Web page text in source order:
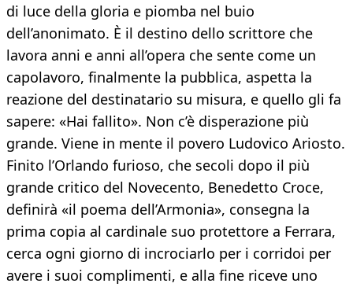
di luce della gloria e piomba nel buio
dell’anonimato. È il destino dello scrittore che
lavora anni e anni all’opera che sente come un
capolavoro, finalmente la pubblica, aspetta la
reazione del destinatario su misura, e quello gli fa
sapere: «Hai fallito». Non c’è disperazione più
grande. Viene in mente il povero Ludovico Ariosto.
Finito l’Orlando furioso, che secoli dopo il più
grande critico del Novecento, Benedetto Croce,
definirà «il poema dell’Armonia», consegna la
prima copia al cardinale suo protettore a Ferrara,
cerca ogni giorno di incrociarlo per i corridoi per
avere i suoi complimenti, e alla fine riceve uno